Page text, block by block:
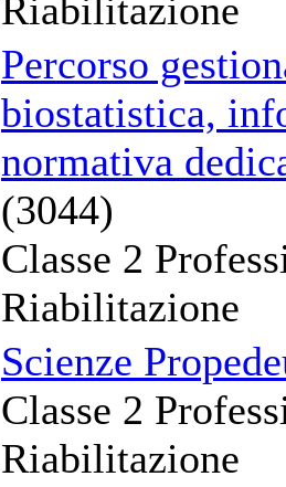
Riabilitazione
Percorso
biostatistica,
normativa
(3044)
Classe 2
Riabilitazione
Scienze
Classe 2
Riabilitazione